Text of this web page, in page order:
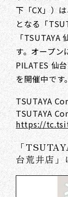
下「CX」）
となる「
「TSUTAYA
す。オープ
PILATES 仙
を開催中です
TSUTAYA
TSUTAYA
https://
「
台荒井店」